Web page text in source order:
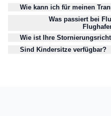
Wie kann ich für meinen
Was passiert bei
Wie ist Ihre
Sind Kindersitze verfügbar?